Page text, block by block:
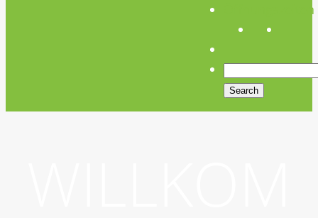
Öffnungszeiten